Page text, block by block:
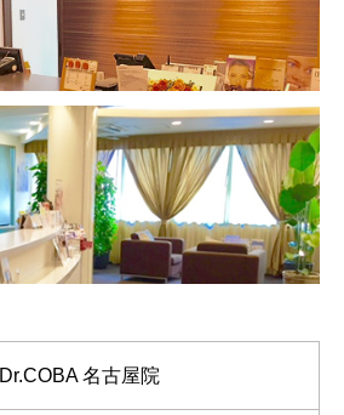
Dr.COBA 名古屋院